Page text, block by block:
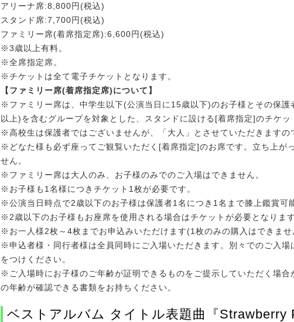
アリーナ席:8,800円(税込)
スタンド席:7,700円(税込)
ファミリー席(着席指定席):6,600円(税込)
※3歳以上有料。
※全席指定席。
※チケットは全て電子チケットとなります。
【ファミリー席(着席指定席)について】
※ファミリー席は、中学生以下(公演当日に15歳以下)のお子様とその保護
以上)を含むグループを対象とした、スタンドに設ける[着席指定]のチケッ
※高校生は保護者ではございませんが、「大人」とさせていただきますの
※どなた様も必ず座ってご観覧いただく[着席指定]のお席です。立ち上が
せん。
※ファミリー席は大人のみ、お子様のみでのご入場はできません。
※お子様も1名様につきチケット1枚が必要です。
※公演当日時点で2歳以下のお子様は保護者1名につき1名まで膝上鑑賞可
※2歳以下のお子様もお座席を使用される場合はチケットが必要となります
※お一人様2枚～4枚までお申込みいただけます(1枚のみの購入はできませ
※申込者様・同行者様は全員同時にご入場いただきます。別々でのご入場
をつけください。
※ご入場時にお子様のご年齢が証明できるものをご提示していただく場合
の年齢が確認できる書類をお持ちください。
ベストアルバム タイトル表題曲『Strawberry